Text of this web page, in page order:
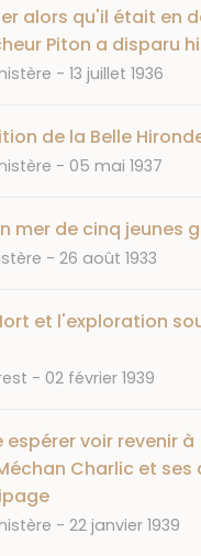
alors qu'il était en
Piton a disparu
DATE
13 juillet 1936
de la Belle
DATE
05 mai 1937
mer de cinq jeunes
DATE
26 août 1933
et l'exploration
DATE
02 février 1939
voir revenir à
Charlic et
DATE
22 janvier 1939